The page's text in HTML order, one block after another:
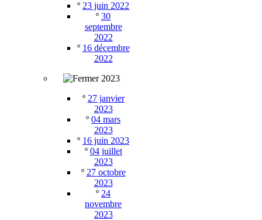
º 23 juin 2022
º 30
septembre
2022
º 16 décembre
2022
2023
º 27 janvier
2023
º 04 mars
2023
º 16 juin 2023
º 04 juillet
2023
º 27 octobre
2023
º 24
novembre
2023